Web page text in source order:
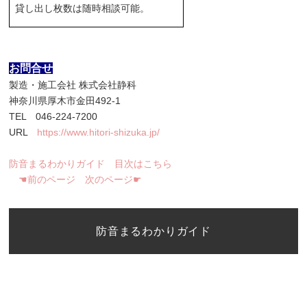
貸し出し枚数は随時相談可能。
お問合せ
製造・施工会社 株式会社静科
神奈川県厚木市金田492-1
TEL 046-224-7200
URL https://www.hitori-shizuka.jp/
防音まるわかりガイド 目次はこちら
☚前のページ
次のページ☛
防音まるわかりガイド